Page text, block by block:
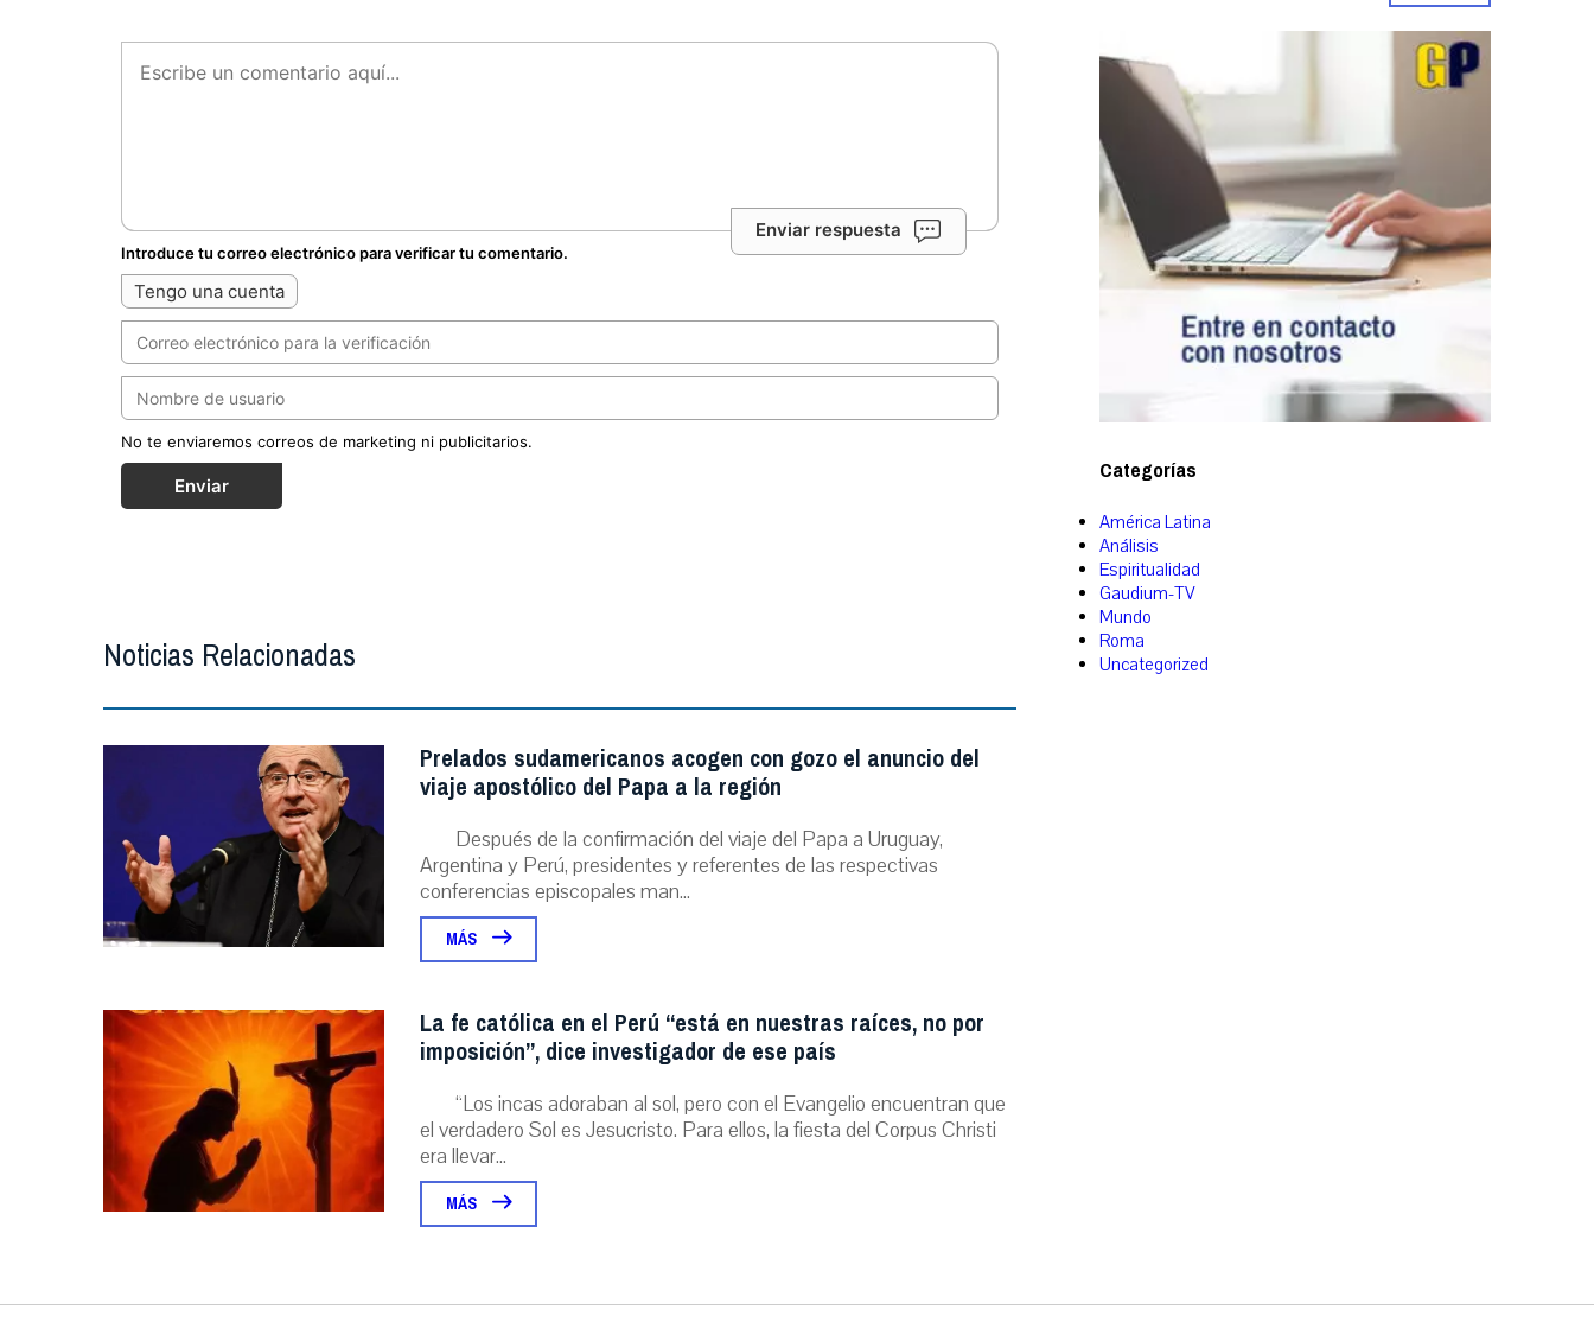
Enviar respuesta
Introduce tu correo electrónico para verificar tu comentario.
Tengo una cuenta
No te enviaremos correos de marketing ni publicitarios.
Enviar
Noticias Relacionadas
Prelados sudamericanos acogen con gozo el anuncio del
viaje apostólico del Papa a la región
Después de la confirmación del viaje del Papa a Uruguay,
Argentina y Perú, presidentes y referentes de las respectivas
conferencias episcopales man...
MÁS
La fe católica en el Perú “está en nuestras raíces, no por
imposición”, dice investigador de ese país
“Los incas adoraban al sol, pero con el Evangelio encuentran que
el verdadero Sol es Jesucristo. Para ellos, la fiesta del Corpus Christi
era llevar...
MÁS
Categorías
América Latina
Análisis
Espiritualidad
Gaudium-TV
Mundo
Roma
Uncategorized